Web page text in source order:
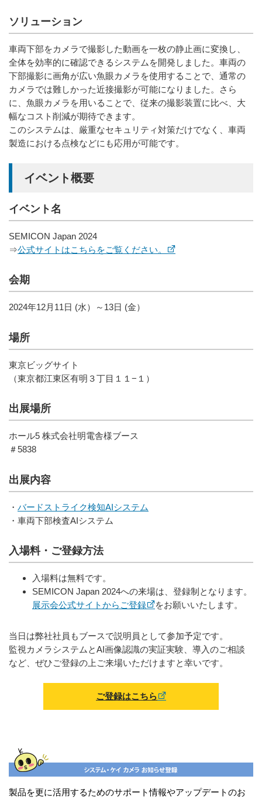
ソリューション
車両下部をカメラで撮影した動画を一枚の静止画に変換し、
全体を効率的に確認できるシステムを開発しました。車両の
下部撮影に画角が広い魚眼カメラを使用することで、通常の
カメラでは難しかった近接撮影が可能になりました。さら
に、魚眼カメラを用いることで、従来の撮影装置に比べ、大
幅なコスト削減が期待できます。
このシステムは、厳重なセキュリティ対策だけでなく、車両
製造における点検などにも応用が可能です。
イベント概要
イベント名
SEMICON Japan 2024
⇒公式サイトはこちらをご覧ください。
会期
2024年12月11日 (水）～13日 (金）
場所
東京ビッグサイト
（東京都江東区有明３丁目１１−１）
出展場所
ホール5 株式会社明電舎様ブース
＃5838
出展内容
・ バードストライク検知AIシステム
・車両下部検査AIシステム
入場料・ご登録方法
入場料は無料です。
SEMICON Japan 2024への来場は、登録制となります。
展示会公式サイトからご登録
をお願いいたします。
当日は弊社社員もブースで説明員として参加予定です。
監視カメラシステムとAI画像認識の実証実験、導入のご相談
など、ぜひご登録の上ご来場いただけますと幸いです。
ご登録はこちら
製品を更に活用するためのサポート情報やアップデートのお